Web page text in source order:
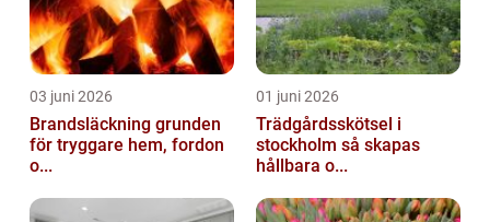
03 juni 2026
Brandsläckning grunden
för tryggare hem, fordon
o...
01 juni 2026
Trädgårdsskötsel i
stockholm så skapas
hållbara o...